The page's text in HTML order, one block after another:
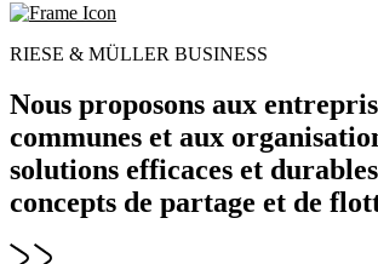
RIESE & MÜLLER BUSINESS
Nous proposons aux
communes et aux
solutions efficaces et
concepts de partage et de